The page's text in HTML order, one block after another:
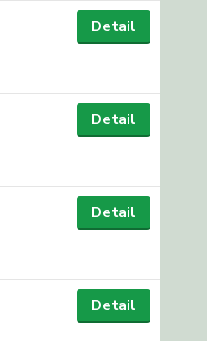
Detail
Detail
Detail
Detail